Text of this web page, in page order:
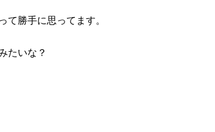
て勝手に思ってます。
たいな？